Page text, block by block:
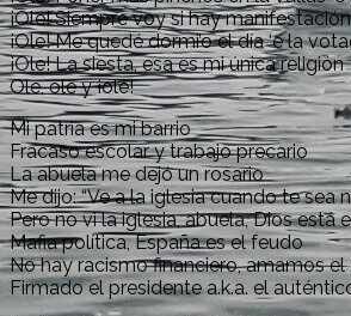
¡Ole! Siempre voy si hay manifestación
¡Ole! Me quedé dormi’o el día ‘e la
¡Ole! La siesta, esa es mi única religión
Ole, ole y ¡ole!
Mi patria es mi barrio
Fracaso escolar y trabajo precario
La abuela me dejó un rosario
Me dijo: “Ve a la iglesia cuando te sea
Pero no vi la iglesia, abuela, Dios está
Mafia política, España es el feudo
No hay racismo financiero, amamos el
Firmado el presidente a.k.a. el